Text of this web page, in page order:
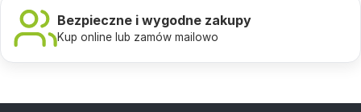
Bezpieczne i wygodne zakupy
Kup online lub zamów mailowo